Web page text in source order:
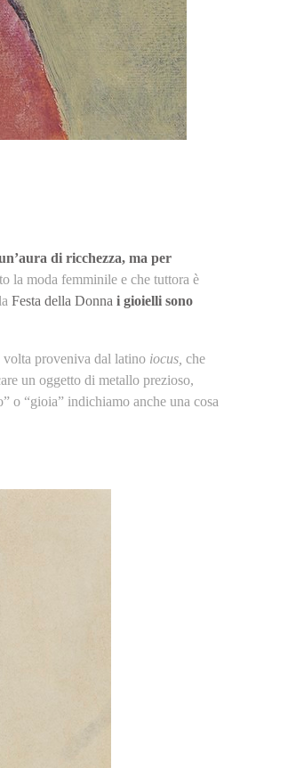
di ricchezza, ma per
la moda femminile e che tuttora è
Festa della Donna i gioielli sono
volta proveniva dal latino iocus, che
un oggetto di metallo prezioso,
o “gioia” indichiamo anche una cosa